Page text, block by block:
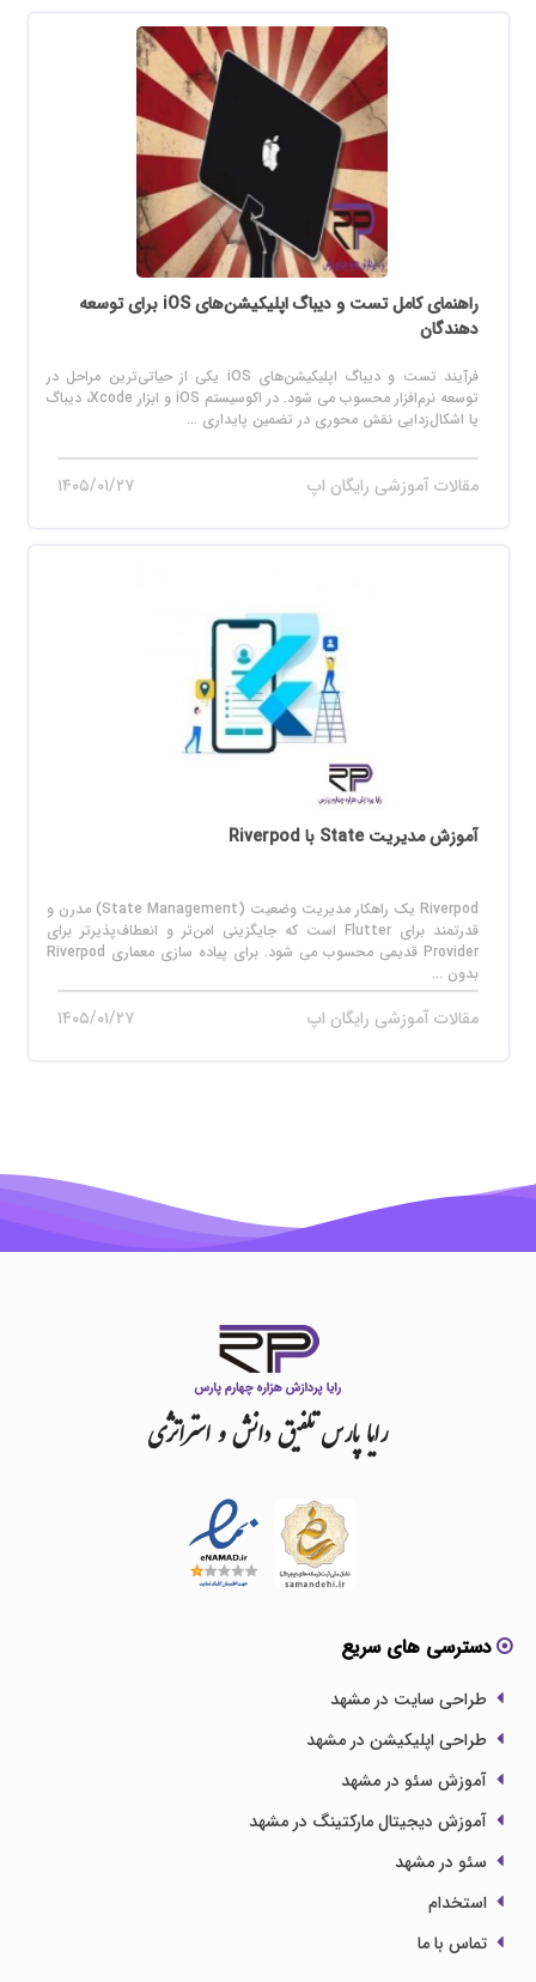
راهنمای کامل تست و دیباگ اپلیکیشن‌های iOS برای توسعه
دهندگان
فرآیند تست و دیباگ اپلیکیشن‌های iOS یکی از حیاتی‌ترین مراحل در
توسعه نرم‌افزار محسوب می‌ شود. در اکوسیستم iOS و ابزار Xcode، دیباگ
یا اشکال‌زدایی نقش محوری در تضمین پایداری ...
مقالات آموزشی رایگان اپ ۱۴۰۵/۰۱/۲۷
آموزش مدیریت State با Riverpod
Riverpod یک راهکار مدیریت وضعیت (State Management) مدرن و
قدرتمند برای Flutter است که جایگزینی امن‌تر و انعطاف‌پذیرتر برای
Provider قدیمی محسوب می‌ شود. برای پیاده‌ سازی معماری Riverpod
بدون ...
مقالات آموزشی رایگان اپ ۱۴۰۵/۰۱/۲۷
رایاپارستلفیقدانشواستراتژی
دسترسی های سریع
طراحی سایت در مشهد
طراحی اپلیکیشن در مشهد
آموزش سئو در مشهد
آموزش دیجیتال مارکتینگ در مشهد
سئو در مشهد
استخدام
تماس با ما